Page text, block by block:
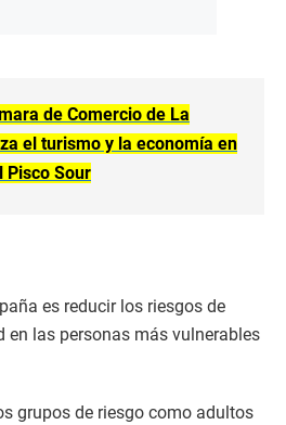
de Comercio de La
el turismo y la economía en
Pisco Sour
es reducir los riesgos de
las personas más vulnerables
grupos de riesgo como adultos